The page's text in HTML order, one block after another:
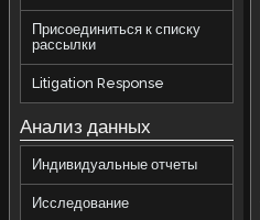
Присоединиться к списку
рассылки
Litigation Response
Анализ данных
Индивидуальные отчеты
Исследование